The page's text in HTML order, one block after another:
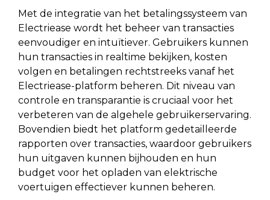
Met de integratie van het betalingssysteem van
Electriease wordt het beheer van transacties
eenvoudiger en intuïtiever. Gebruikers kunnen
hun transacties in realtime bekijken, kosten
volgen en betalingen rechtstreeks vanaf het
Electriease-platform beheren. Dit niveau van
controle en transparantie is cruciaal voor het
verbeteren van de algehele gebruikerservaring.
Bovendien biedt het platform gedetailleerde
rapporten over transacties, waardoor gebruikers
hun uitgaven kunnen bijhouden en hun
budget voor het opladen van elektrische
voertuigen effectiever kunnen beheren.